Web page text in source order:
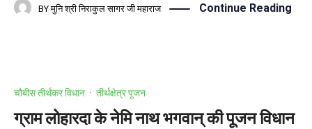
BY मुनि श्री निराकुल सागर जी महाराज Continue Reading
चौबीस तीर्थंकर विधान · तीर्थक्षेत्र पूजन
ग्राम लोहारदा के नेमि नाथ भगवान् की पूजन विधान